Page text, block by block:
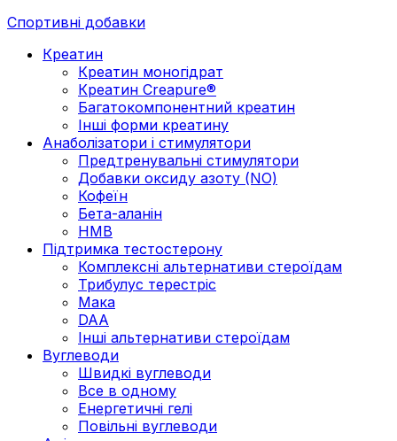
Спортивні добавки
Креатин
Креатин моногідрат
Креатин Creapure®
Багатокомпонентний креатин
Інші форми креатину
Анаболізатори і стимулятори
Предтренувальні стимулятори
Добавки оксиду азоту (NO)
Кофеїн
Бета-аланін
HMB
Підтримка тестостерону
Комплексні альтернативи стероїдам
Трибулус терестріс
Мака
DAA
Інші альтернативи стероїдам
Вуглеводи
Швидкі вуглеводи
Все в одному
Енергетичні гелі
Повільні вуглеводи